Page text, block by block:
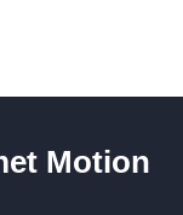
Motion